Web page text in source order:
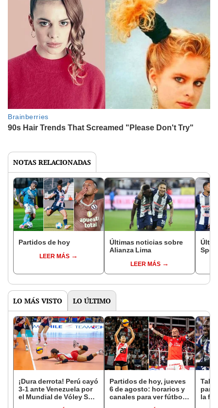
NOTAS RELACIONADAS
Partidos de hoy
LEER MÁS
Últimas noticias sobre
Alianza Lima
LEER MÁS
LO MÁS VISTO LO ÚLTIMO
¡Dura derrota! Perú cayó
3-1 ante Venezuela por
el Mundial de Vóley Sub
Partidos de hoy, jueves
6 de agosto: horarios y
canales para ver fútbol
la